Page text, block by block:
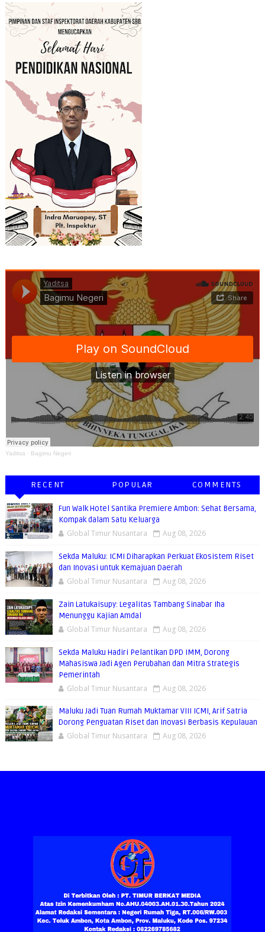
Yaditsa · Bagimu Negeri
RECENT POPULAR COMMENTS
Fun Walk Hotel Santika Premiere Ambon: Sehat Bersama,
Kompak dalam Satu Keluarga
Global Timur Nusantara Aug 08, 2026
Sekda Maluku: ICMI Diharapkan Perkuat Ekosistem Riset
dan Inovasi untuk Kemajuan Daerah
Global Timur Nusantara Aug 08, 2026
Zain Latukaisupy: Legalitas Tambang Sinabar Iha
Menunggu Kajian Amdal
Global Timur Nusantara Aug 08, 2026
Sekda Maluku Hadiri Pelantikan DPD IMM, Dorong
Mahasiswa Jadi Agen Perubahan dan Mitra Strategis
Pemerintah
Global Timur Nusantara Aug 08, 2026
Maluku Jadi Tuan Rumah Muktamar VIII ICMI, Arif Satria
Dorong Penguatan Riset dan Inovasi Berbasis Kepulauan
Global Timur Nusantara Aug 08, 2026